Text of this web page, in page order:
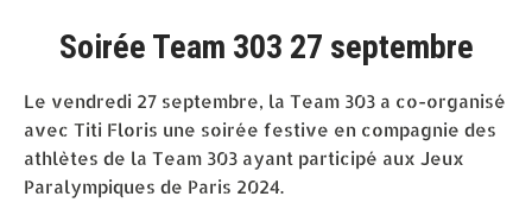
Soirée Team 303 27 septembre
Le vendredi 27 septembre, la Team 303 a co-organisé
avec Titi Floris une soirée festive en compagnie des
athlètes de la Team 303 ayant participé aux Jeux
Paralympiques de Paris 2024.